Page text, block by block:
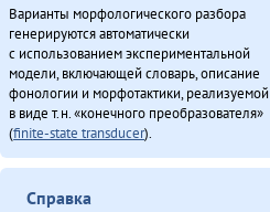
Варианты морфологического разбора
генерируются автоматически
с использованием экспериментальной
модели, включающей словарь, описание
фонологии и морфотактики, реализуемой
в виде т.н. «конечного преобразователя»
(finite-state transducer).
Справка